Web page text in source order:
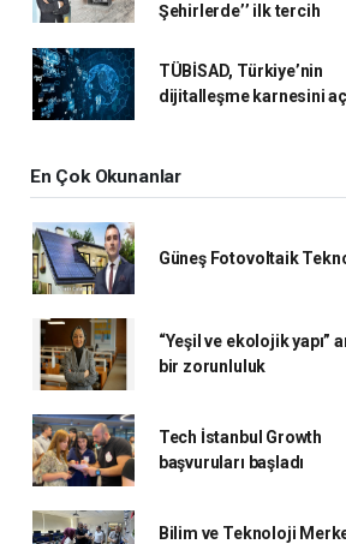
Şehirlerde’’ ilk tercih
TÜBİSAD, Türkiye’nin
dijitalleşme karnesini
En Çok Okunanlar
Güneş Fotovoltaik
“Yeşil ve ekolojik yapı”
bir zorunluluk
Tech İstanbul Growth
başvuruları başladı
Bilim ve Teknoloji